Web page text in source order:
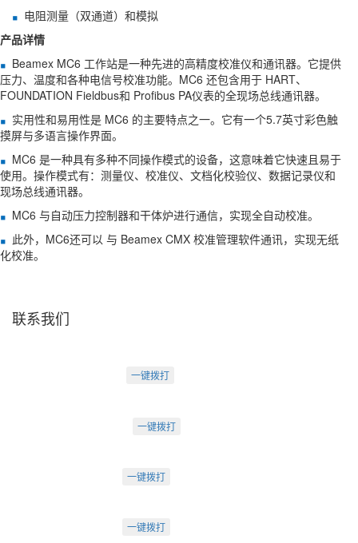
电阻测量（双通道）和模拟
产品详情
Beamex MC6 工作站是一种先进的高精度校准仪和通讯器。它提供
压力、温度和各种电信号校准功能。MC6 还包含用于 HART、
FOUNDATION Fieldbus和 Profibus PA仪表的全现场总线通讯器。
实用性和易用性是 MC6 的主要特点之一。它有一个5.7英寸彩色触
摸屏与多语言操作界面。
MC6 是一种具有多种不同操作模式的设备，这意味着它快速且易于
使用。操作模式有：测量仪、校准仪、文档化校验仪、数据记录仪和
现场总线通讯器。
MC6 与自动压力控制器和干体炉进行通信，实现全自动校准。
此外，MC6还可以 与 Beamex CMX 校准管理软件通讯，实现无纸
化校准。
联系我们
一键拨打
一键拨打
一键拨打
一键拨打